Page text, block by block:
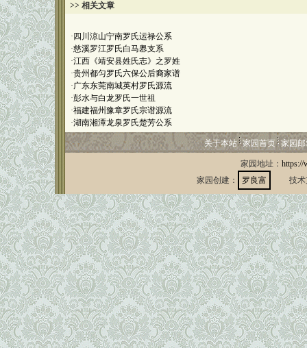
>> 相关文章
· 四川涼山宁南罗氏运禄公系
·慈溪罗江罗氏白马嶴支系
·江西《靖安县姓氏志》之罗姓
·贵州都匀罗氏六保公后裔家谱
·广东东莞南城英村罗氏源流
·彭水与白龙罗氏一世祖
·福建福州豫章罗氏宗谱源流
·湖南湘潭龙泉罗氏楚芳公系
关于本站 家园首页 家园
家园地址： https://
家园创建：
罗良富 技术